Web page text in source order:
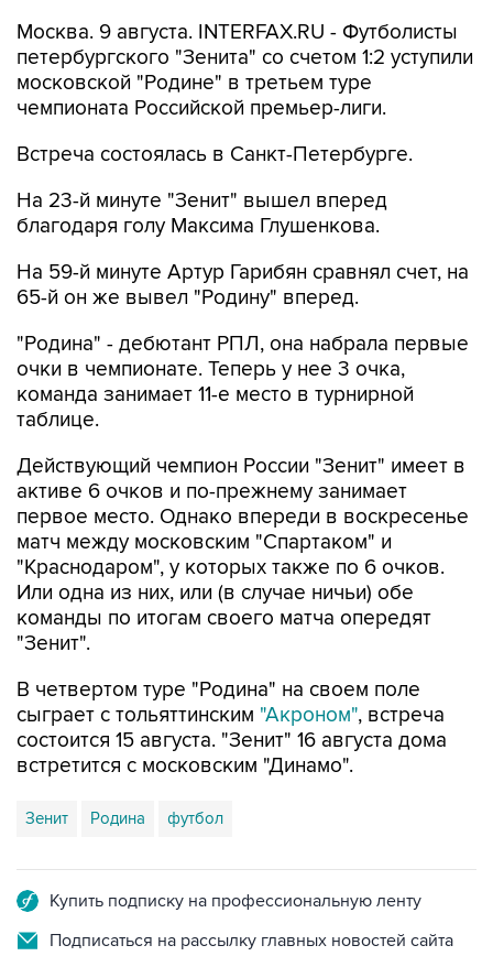
Москва. 9 августа. INTERFAX.RU - Футболисты
петербургского "Зенита" со счетом 1:2 уступили
московской "Родине" в третьем туре
чемпионата Российской премьер-лиги.
Встреча состоялась в Санкт-Петербурге.
На 23-й минуте "Зенит" вышел вперед
благодаря голу Максима Глушенкова.
На 59-й минуте Артур Гарибян сравнял счет, на
65-й он же вывел "Родину" вперед.
"Родина" - дебютант РПЛ, она набрала первые
очки в чемпионате. Теперь у нее 3 очка,
команда занимает 11-е место в турнирной
таблице.
Действующий чемпион России "Зенит" имеет в
активе 6 очков и по-прежнему занимает
первое место. Однако впереди в воскресенье
матч между московским "Спартаком" и
"Краснодаром", у которых также по 6 очков.
Или одна из них, или (в случае ничьи) обе
команды по итогам своего матча опередят
"Зенит".
В четвертом туре "Родина" на своем поле
сыграет с тольяттинским "Акроном", встреча
состоится 15 августа. "Зенит" 16 августа дома
встретится с московским "Динамо".
Зенит Родина футбол
Купить подписку на профессиональную ленту
Подписаться на рассылку главных новостей сайта